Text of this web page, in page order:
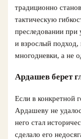
традиционно
тактическую
преследовании
и взрослый подход,
многодневки, а не
Ардашев берет
Если в конкретной
Ардашеву не
него стал
сделало его